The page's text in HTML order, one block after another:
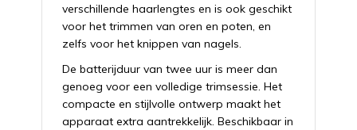
verschillende haarlengtes en is ook geschikt
voor het trimmen van oren en poten, en
zelfs voor het knippen van nagels.
De batterijduur van twee uur is meer dan
genoeg voor een volledige trimsessie. Het
compacte en stijlvolle ontwerp maakt het
apparaat extra aantrekkelijk. Beschikbaar in